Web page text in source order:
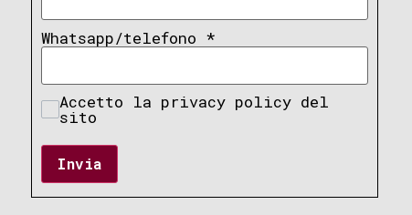
Whatsapp/telefono *
Accetto la privacy policy del
sito
Invia